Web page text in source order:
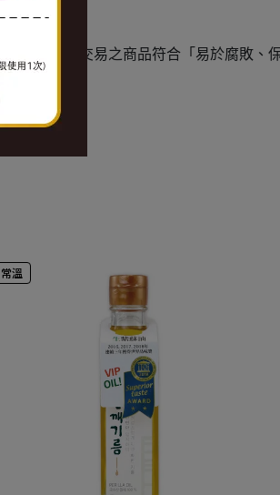
外)。
事，通訊交易之商品符合「易於腐敗、
常溫